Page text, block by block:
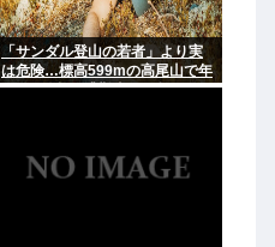
「サンダル登山の若者」より実
は危険…標高599mの高尾山で年
間100件超の遭難事故を起こして